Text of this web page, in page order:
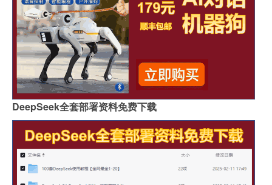
DeepSeek全套部署资料免费下载